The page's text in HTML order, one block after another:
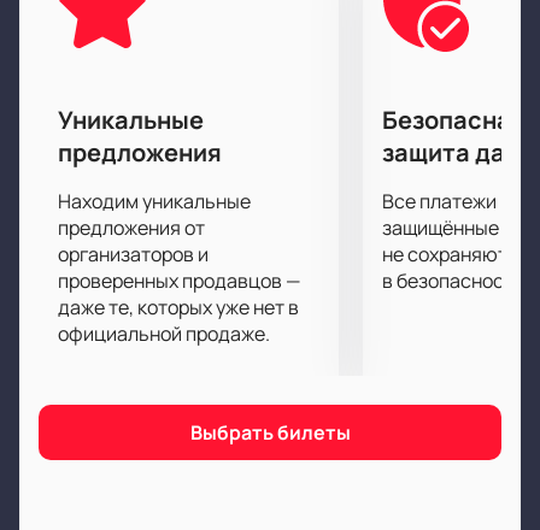
себя груз повседневных забот спектакль Любовь и
прочее вранье поможет вам в этом. Вас ждет
удовольствие от актерской игры, декораций,
костюмов и музыкального сопровождения.
Приятного просмотра!
Уникальные
предложения
Находим уникальные
предложения от
организаторов и
проверенных продавцов —
даже те, которых уже нет в
официальной продаже.
Безопасная
защита
Все платежи
защищённые
не сохраняются
в безопасности.
Выбрать билеты